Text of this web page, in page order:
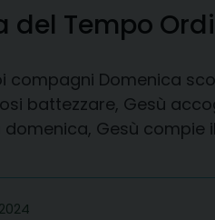
del Tempo
compagni Domenica
battezzare, Gesù
Gesù compie